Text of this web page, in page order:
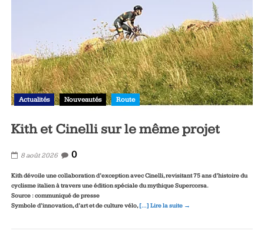
Actualités Nouveautés Route
Kith et Cinelli sur le même projet
8 août 2026 0
Kith dévoile une collaboration d’exception avec Cinelli, revisitant 75 ans d’histoire du
cyclisme italien à travers une édition spéciale du mythique Supercorsa.
Source : communiqué de presse
Symbole d’innovation, d’art et de culture vélo, […] Lire la suite →